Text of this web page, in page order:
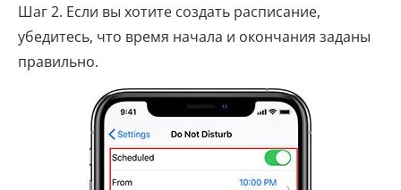
Шаг 2. Если вы хотите создать расписание,
убедитесь, что время начала и окончания заданы
правильно.